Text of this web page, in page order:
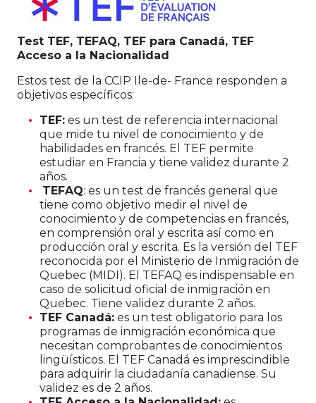
Test TEF, TEFAQ, TEF para Canadá, TEF
Acceso a la Nacionalidad
Estos test de la CCIP Ile-de- France responden a
objetivos específicos:
TEF: es un test de referencia internacional
que mide tu nivel de conocimiento y de
habilidades en francés. El TEF permite
estudiar en Francia y tiene validez durante 2
años.
TEFAQ: es un test de francés general que
tiene como objetivo medir el nivel de
conocimiento y de competencias en francés,
en comprensión oral y escrita así como en
producción oral y escrita. Es la versión del TEF
reconocida por el Ministerio de Inmigración de
Quebec (MIDI). El TEFAQ es indispensable en
caso de solicitud oficial de inmigración en
Quebec. Tiene validez durante 2 años.
TEF Canadá: es un test obligatorio para los
programas de inmigración económica que
necesitan comprobantes de conocimientos
lingüísticos. El TEF Canadá es imprescindible
para adquirir la ciudadanía canadiense. Su
validez es de 2 años.